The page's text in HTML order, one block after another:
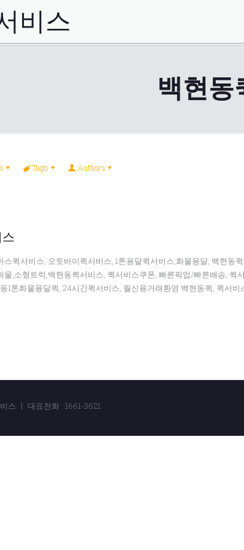
비스
백현
Tags Authors
스퀵서비스, 오토바이퀵서비스, 1톤용달퀵서비스,화물용달, 백현
물,소형트럭,백현동퀵서비스, 퀵서비스쿠폰, 빠른픽업/빠른배송,
1톤화물용달퀵, 24시간퀵서비스, 월신용거래환영 백현동퀵, 퀵서
스 ㅣ 대표전화 : 1661-3621